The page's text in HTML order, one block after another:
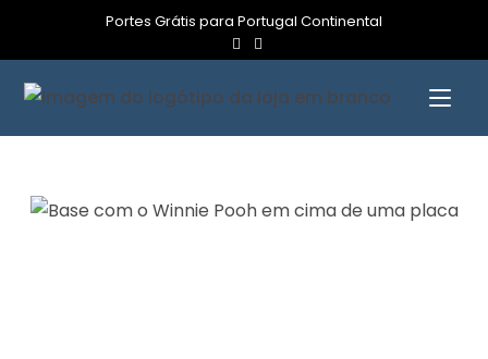
Portes Grátis para Portugal Continental